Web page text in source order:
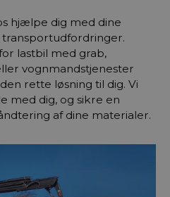
hjælpe dig med dine
lastbil med grab,
vognmandstjenester
rette løsning til dig. Vi
med dig, og sikre en
af dine materialer.